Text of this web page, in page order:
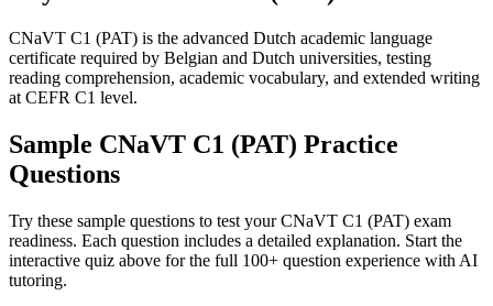
CNaVT C1 (PAT) is the advanced Dutch academic language
certificate required by Belgian and Dutch universities, testing
reading comprehension, academic vocabulary, and extended writing
at CEFR C1 level.
Sample CNaVT C1 (PAT) Practice
Questions
Try these sample questions to test yourCNaVT C1 (PAT) exam
readiness. Each question includes a detailed explanation. Start the
interactive quiz above for the full 100+ question experience with AI
tutoring.